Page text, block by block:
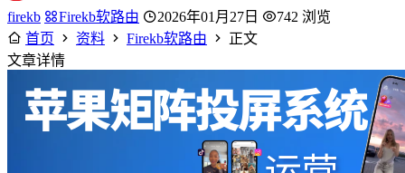
firekb Firekb软路由 2026年01月27日
742 浏览
首页
资料 Firekb软路由
正文
文章详情